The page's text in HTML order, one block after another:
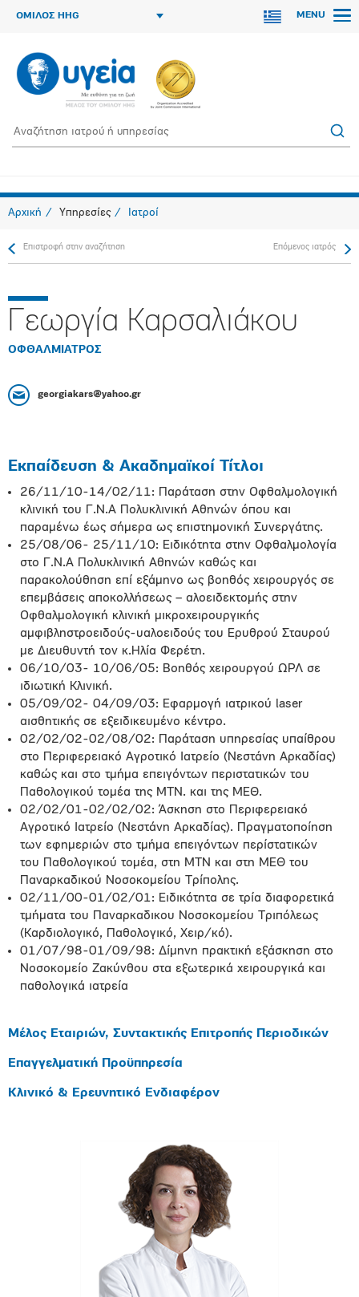
ΟΜΙΛΟΣ HHG MENU
Αρχική Υπηρεσίες Ιατροί
Επιστροφή στην αναζήτηση Επόμενος ιατρός
Γεωργία Καρσαλιάκου
ΟΦΘΑΛΜΙΑΤΡΟΣ
georgiakars@yahoo.gr
Εκπαίδευση & Ακαδημαϊκοί Τίτλοι
26/11/10-14/02/11: Παράταση στην Οφθαλμολογική
κλινική του Γ.Ν.Α Πολυκλινική Αθηνών όπου και
παραμένω έως σήμερα ως επιστημονική Συνεργάτης.
25/08/06- 25/11/10: Ειδικότητα στην Οφθαλμολογία
στο Γ.Ν.Α Πολυκλινική Αθηνών καθώς και
παρακολούθηση επί εξάμηνο ως βοηθός χειρουργός σε
επεμβάσεις αποκολλήσεως – αλοειδεκτομής στην
Οφθαλμολογική κλινική μικροχειρουργικής
αμφιβληστροειδούς-υαλοειδούς του Ερυθρού Σταυρού
με Διευθυντή τον κ.Ηλία Φερέτη.
06/10/03- 10/06/05: Βοηθός χειρουργού ΩΡΛ σε
ιδιωτική Κλινική.
05/09/02- 04/09/03: Εφαρμογή ιατρικού laser
αισθητικής σε εξειδικευμένο κέντρο.
02/02/02-02/08/02: Παράταση υπηρεσίας υπαίθρου
στο Περιφερειακό Αγροτικό Ιατρείο (Νεστάνη Αρκαδίας)
καθώς και στο τμήμα επειγόντων περιστατικών του
Παθολογικού τομέα της ΜΤΝ. και της ΜΕΘ.
02/02/01-02/02/02: Άσκηση στο Περιφερειακό
Αγροτικό Ιατρείο (Νεστάνη Αρκαδίας). Πραγματοποίηση
των εφημεριών στο τμήμα επειγόντων περίστατικών
του Παθολογικού τομέα, στη ΜΤΝ και στη ΜΕΘ του
Παναρκαδικού Νοσοκομείου Τρίπολης.
02/11/00-01/02/01: Ειδικότητα σε τρία διαφορετικά
τμήματα του Παναρκαδικου Νοσοκομείου Τριπόλεως
(Καρδιολογικό, Παθολογικό, Χειρ/κό).
01/07/98-01/09/98: Δίμηνη πρακτική εξάσκηση στο
Νοσοκομείο Ζακύνθου στα εξωτερικά χειρουργικά και
παθολογικά ιατρεία
Μέλος Εταιριών, Συντακτικής Επιτροπής Περιοδικών
Επαγγελματική Προϋπηρεσία
Κλινικό & Ερευνητικό Ενδιαφέρον